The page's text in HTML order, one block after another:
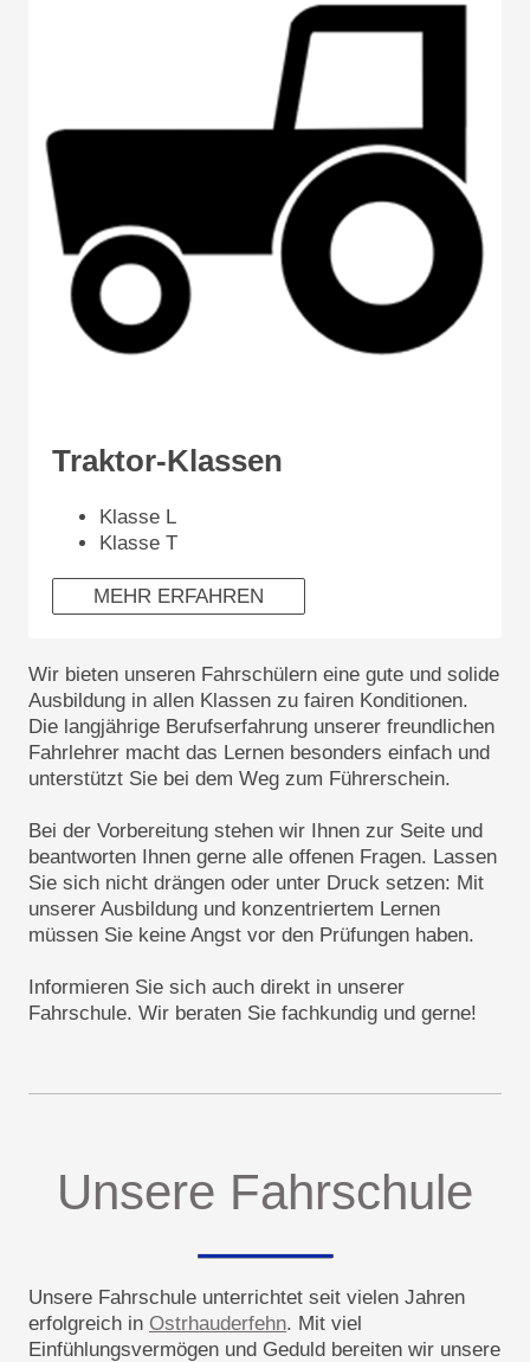
Traktor-Klassen
Klasse L
Klasse T
MEHR ERFAHREN
Wir bieten unseren Fahrschülern eine gute und solide
Ausbildung in allen Klassen zu fairen Konditionen.
Die langjährige Berufserfahrung unserer freundlichen
Fahrlehrer macht das Lernen besonders einfach und
unterstützt Sie bei dem Weg zum Führerschein.
Bei der Vorbereitung stehen wir Ihnen zur Seite und
beantworten Ihnen gerne alle offenen Fragen. Lassen
Sie sich nicht drängen oder unter Druck setzen: Mit
unserer Ausbildung und konzentriertem Lernen
müssen Sie keine Angst vor den Prüfungen haben.
Informieren Sie sich auch direkt in unserer
Fahrschule. Wir beraten Sie fachkundig und gerne!
Unsere Fahrschule
Unsere Fahrschule unterrichtet seit vielen Jahren
erfolgreich in Ostrhauderfehn. Mit viel
Einfühlungsvermögen und Geduld bereiten wir unsere